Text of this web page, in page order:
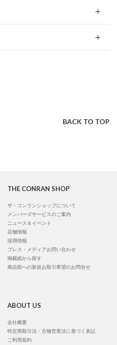
BACK TO TOP
THE CONRAN SHOP
ザ・コンランショップについて
メンバーズサービスのご案内
ニュース＆イベント
店舗情報
採用情報
プレス・メディアお問い合わせ
掲載紙から探す
商品部への新規お取引希望のお問合せ
ABOUT US
会社概要
特定商取引法・古物営業法に基づく表記
ご利用規約